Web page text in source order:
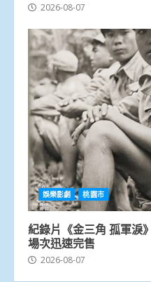
2026-08-07
娛樂影劇 桃園市
紀錄片《金三角 孤軍
場次迅速完售
2026-08-07